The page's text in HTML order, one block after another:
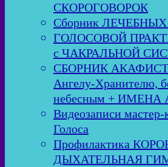
СКОРОГОВОРОК
Сборник
ГОЛОСОВОЙ
с ЧАКРАЛЬНОЙ
СБОРНИК
Ангелу-Хранителю,
небесным + ИМЕНА
Видеозаписи мастер-
Голоса
Профилактика
ДЫХАТЕЛЬНАЯ